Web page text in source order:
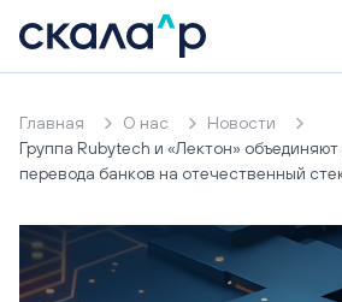
Главная О нас
Новости
Группа Rubytech и «Лектон»
перевода банков на отечественный